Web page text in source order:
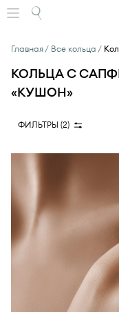
Главная Все кольца
КОЛЬЦА С
«КУШОН»
ФИЛЬТРЫ (2)